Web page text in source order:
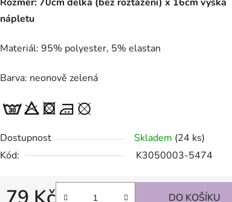
nápletu
Materiál: 95% polyester, 5% elastan
Barva: neonově zelená
Dostupnost Skladem (24 ks)
Kód:
K3050003-5474
DO KOŠÍKU